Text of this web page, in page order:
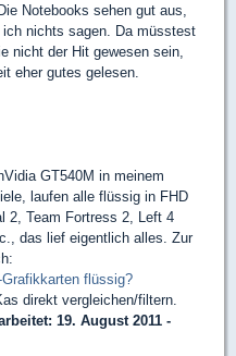
Notebooks sehen gut aus,
nichts sagen. Da müsstest
nicht der Hit gewesen sein,
eher gutes gelesen.
GT540M in meinem
laufen alle flüssig in FHD
2, Team Fortress 2, Left 4
das lief eigentlich alles. Zur
flüssig?
direkt vergleichen/filtern.
19. August 2011 -